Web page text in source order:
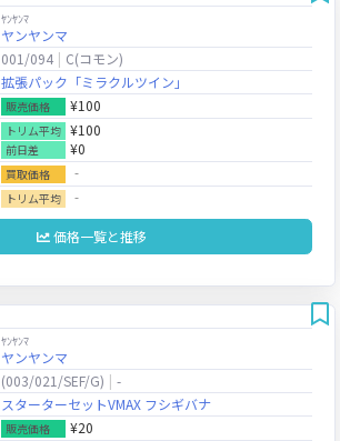
ﾔﾝﾔﾝﾏ
ヤンヤンマ
001/094
C(コモン)
拡張パック「ミラクルツイン」
販売価格 ¥100
トリム平均 ¥100
前日差 ¥0
買取価格 ‐
トリム平均 ‐
価格一覧と推移
ﾔﾝﾔﾝﾏ
ヤンヤンマ
(003/021/SEF/G)
-
スターターセットVMAX フシギバナ
販売価格 ¥20